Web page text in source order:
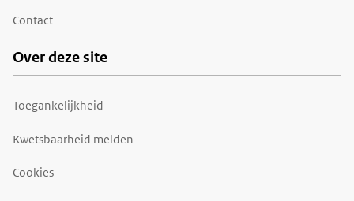
Contact
Over deze site
Toegankelijkheid
Kwetsbaarheid melden
Cookies